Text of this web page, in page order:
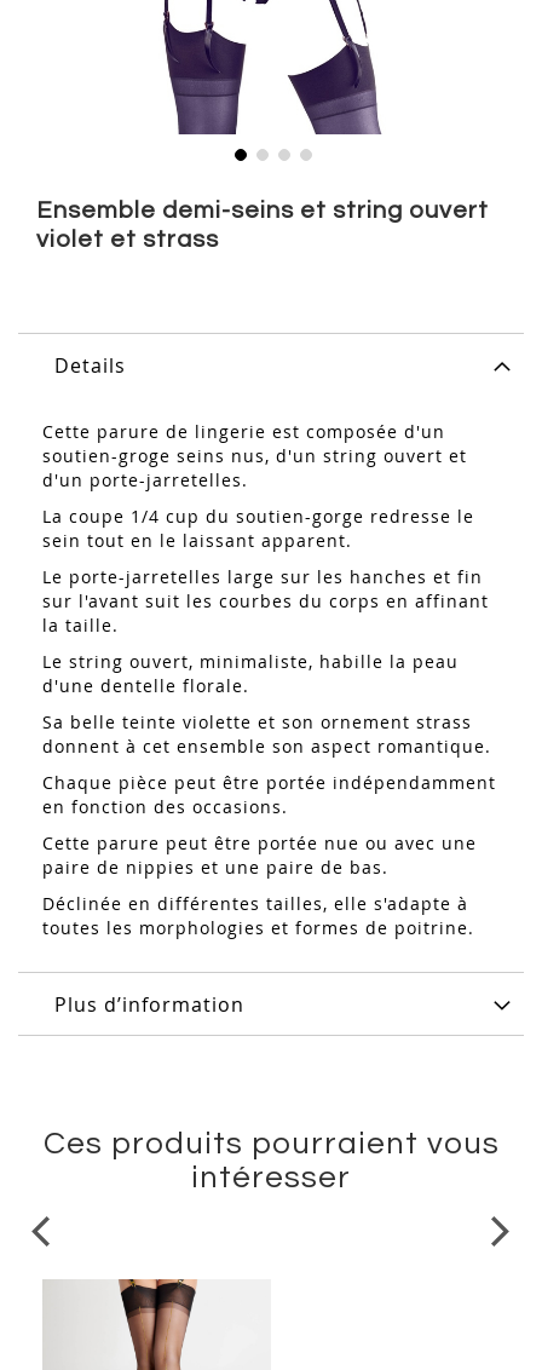
the
beginning
Ensemble demi-seins et string ouvert
violet et strass
Details
Cette parure de lingerie est composée d'un
soutien-groge seins nus, d'un string ouvert et
d'un porte-jarretelles.
La coupe 1/4 cup du soutien-gorge redresse le
sein tout en le laissant apparent.
Le porte-jarretelles large sur les hanches et fin
sur l'avant suit les courbes du corps en affinant
la taille.
Le string ouvert, minimaliste, habille la peau
d'une dentelle florale.
Sa belle teinte violette et son ornement strass
donnent à cet ensemble son aspect romantique.
Chaque pièce peut être portée indépendamment
en fonction des occasions.
Cette parure peut être portée nue ou avec une
paire de nippies et une paire de bas.
Déclinée en différentes tailles, elle s'adapte à
toutes les morphologies et formes de poitrine.
Plus d’information
Ces produits pourraient vous
intéresser